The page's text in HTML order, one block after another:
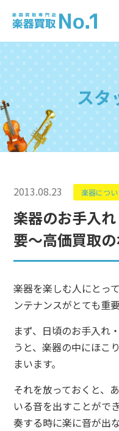
スタ
2013.08.23 楽器につい
楽器のお手入
要～高価買取
楽器を楽しむ人にとっ
ンテナンスがとても重
まず、日頃のお手入れ
うと、楽器の中にほこ
まいます。
それを放っておくと、
いる音を出すことがで
奏する時に楽に音が出